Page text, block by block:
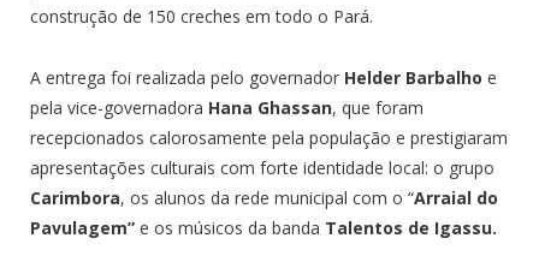
construção de 150 creches em todo o Pará.
A entrega foi realizada pelo governador Helder Barbalho e
pela vice-governadora Hana Ghassan, que foram
recepcionados calorosamente pela população e prestigiaram
apresentações culturais com forte identidade local: o grupo
Carimbora, os alunos da rede municipal com o “Arraial do
Pavulagem” e os músicos da banda Talentos de Igassu.